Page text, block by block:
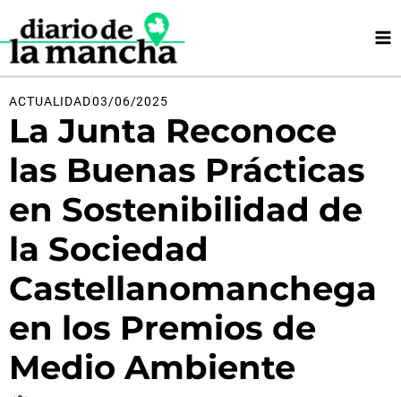
contenido
ACTUALIDAD03/06/2025
La Junta Reconoce
las Buenas Prácticas
en Sostenibilidad de
la Sociedad
Castellanomanchega
en los Premios de
Medio Ambiente